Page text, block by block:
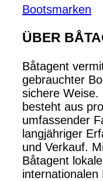
Bootsmarken
ÜBER
Båtagent
gebrauchter
sichere Weise.
besteht aus
umfassender
langjähriger
und Verkauf.
Båtagent
internationalen